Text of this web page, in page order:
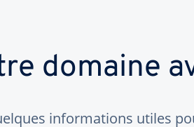
domaine
informations utiles